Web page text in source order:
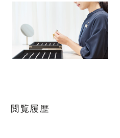
閲覧履歴